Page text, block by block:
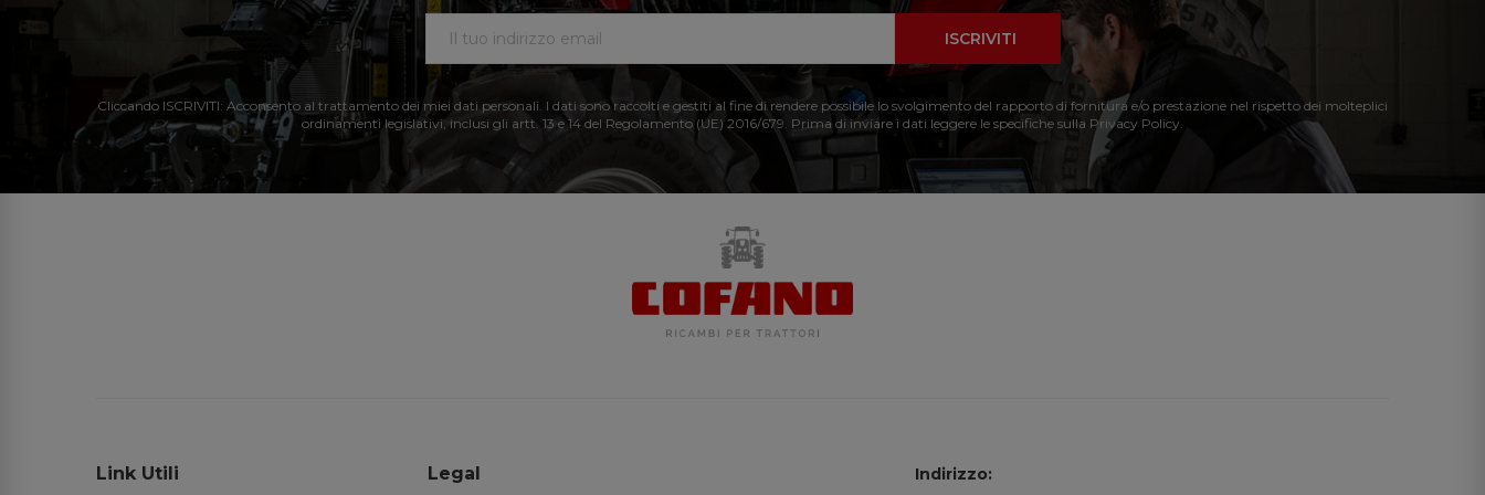
ISCRIVITI
Cliccando ISCRIVITI: Acconsento al trattamento dei miei dati personali. I dati sono raccolti e gestiti al fine di rendere possibile lo svolgimento del rapporto di fornitura e/o prestazione nel rispetto dei molteplici
ordinamenti legislativi, inclusi gli artt. 13 e 14 del Regolamento (UE) 2016/679. Prima di inviare i dati leggere le specifiche sulla Privacy Policy.
Link Utili Legal Indirizzo: